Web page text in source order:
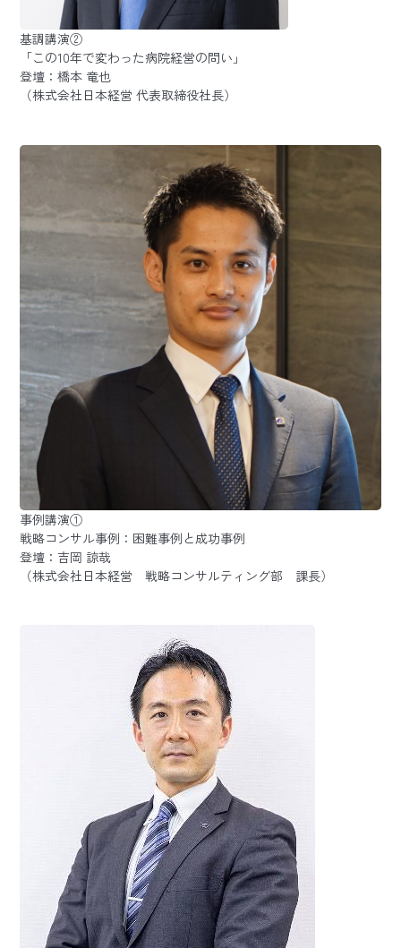
基調講演②
「この10年で変わった病院経営の問い」
登壇：橋本 竜也
（株式会社日本経営 代表取締役社長）
事例講演①
戦略コンサル事例：困難事例と成功事例
登壇：吉岡 諒哉
（株式会社日本経営 戦略コンサルティング部 課長）